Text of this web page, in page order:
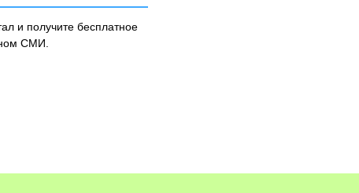
и получите бесплатное
СМИ.